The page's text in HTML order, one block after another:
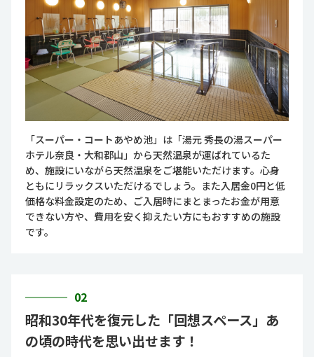
「スーパー・コートあやめ池」は「湯元 秀長の湯スーパー
ホテル奈良・大和郡山」から天然温泉が運ばれているた
め、施設にいながら天然温泉をご堪能いただけます。心身
ともにリラックスいただけるでしょう。また入居金0円と低
価格な料金設定のため、ご入居時にまとまったお金が用意
できない方や、費用を安く抑えたい方にもおすすめの施設
です。
02
昭和30年代を復元した「回想スペース」あ
の頃の時代を思い出せます！